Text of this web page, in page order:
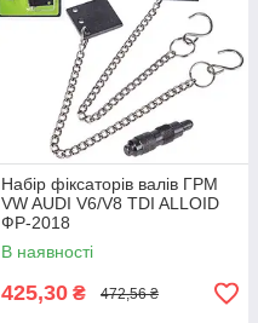
Набір фіксаторів валів ГРМ
VW AUDI V6/V8 TDI ALLOID
ФР-2018
В наявності
425,30 ₴ 472,56 ₴